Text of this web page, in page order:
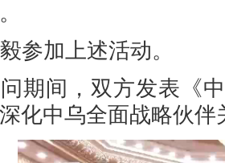
参加上述活动。
期间，双方发表《
化中乌全面战略伙